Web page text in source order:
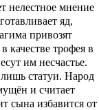
нелестное мнение
яд,
привозят
качестве трофея в
им несчастье.
лишь статуи. Народ
и считает
сына избавится от